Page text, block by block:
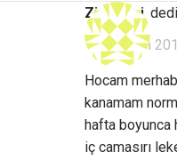
Ziyaretçi
15 Haziran
Hocam
kanamam
hafta boyunca
iç camasırı